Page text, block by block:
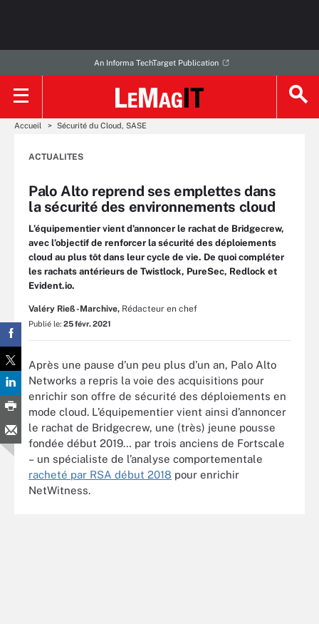
An Informa TechTarget Publication
Accueil Sécurité du Cloud, SASE
ACTUALITES
Palo Alto reprend ses emplettes dans
la sécurité des environnements cloud
L’équipementier vient d’annoncer le rachat de Bridgecrew,
avec l’objectif de renforcer la sécurité des déploiements
cloud au plus tôt dans leur cycle de vie. De quoi compléter
les rachats antérieurs de Twistlock, PureSec, Redlock et
Evident.io.
Valéry Rieß-Marchive, Rédacteur en chef
Publié le: 25 févr. 2021
Après une pause d’un peu plus d’un an, Palo Alto
Networks a repris la voie des acquisitions pour
enrichir son offre de sécurité des déploiements en
mode cloud. L’équipementier vient ainsi d’annoncer
le rachat de Bridgecrew, une (très) jeune pousse
fondée début 2019… par trois anciens de Fortscale
– un spécialiste de l’analyse comportementale
racheté par RSA début 2018 pour enrichir
NetWitness.